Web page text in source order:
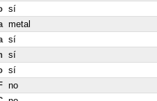
sí
metal
sí
sí
sí
no